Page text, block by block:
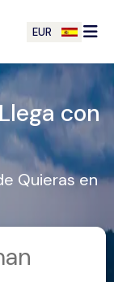
EUR
con
Quieras en